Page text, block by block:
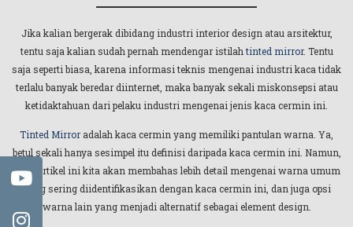
Jika kalian bergerak dibidang industri interior design atau arsitektur,
tentu saja kalian sudah pernah mendengar istilahtinted mirror. Tentu
saja seperti biasa, karena informasi teknis mengenai industri kaca tidak
terlalu banyak beredar diinternet, maka banyak sekali miskonsepsi atau
ketidaktahuan dari pelaku industri mengenai jenis kaca cermin ini.
Tinted Mirror adalah kaca cermin yang memiliki pantulan warna. Ya,
betul sekali hanya sesimpel itu definisi daripada kaca cermin ini. Namun,
pada artikel ini kita akan membahas lebih detail mengenai warna umum
yang sering diidentifikasikan dengan kaca cermin ini, dan juga opsi
warna lain yang menjadi alternatif sebagai element design.